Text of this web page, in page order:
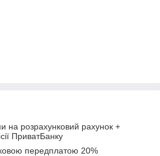
на розрахунковий рахунок +
ПриватБанку
передплатою 20%